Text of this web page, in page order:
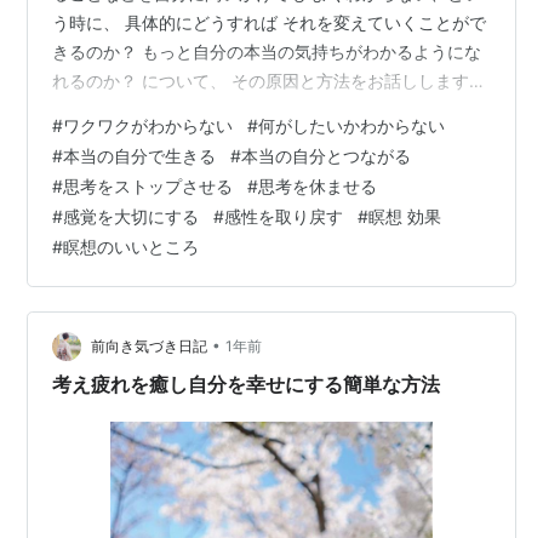
う時に、 具体的にどうすれば それを変えていくことがで
きるのか？ もっと自分の本当の気持ちがわかるようにな
れるのか？ について、 その原因と方法をお話しします。
と思いますので、 ぜひ最後まで読んで実践してみてくだ
さいね(^^) ・ 私たちは普段、何もしていないようで、 四
六時中何かを考えていて、 特に現代人は、思考や行動、
感覚などの中で、 思考ばかり使って生きている人が多い
ようです。 人間はよくできているので、 よく使うものが
活性化され…
#ワクワクがわからない #何がしたいかわからない
#本当の自分で生きる #本当の自分とつながる
#思考をストップさせる #思考を休ませる
#感覚を大切にする #感性を取り戻す #瞑想 効果
#瞑想のいいところ
前向き気づき日記 • 1年前
考え疲れを癒し自分を幸せにする簡単な方法